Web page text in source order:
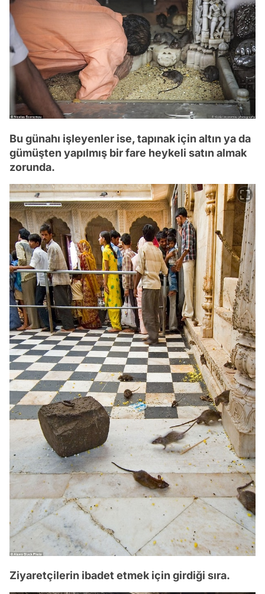
Bu günahı işleyenler ise, tapınak için altın ya da
gümüşten yapılmış bir fare heykeli satın almak
zorunda.
Ziyaretçilerin ibadet etmek için girdiği sıra.